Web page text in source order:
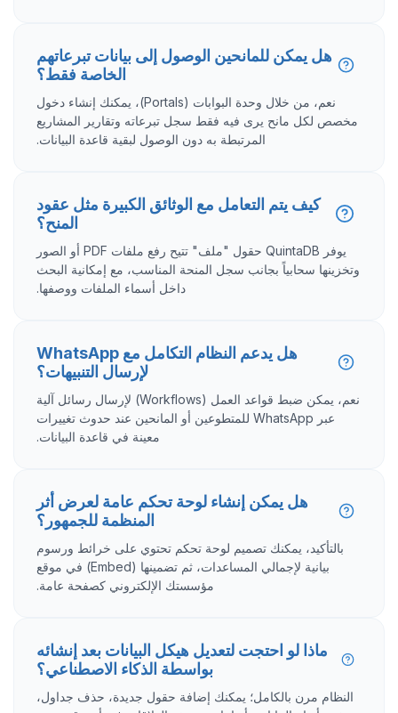
هل يمكن للمانحين الوصول إلى بيانات تبرعاتهم
الخاصة فقط؟
نعم، من خلال وحدة البوابات (Portals)، يمكنك إنشاء دخول
مخصص لكل مانح يرى فيه فقط سجل تبرعاته وتقارير المشاريع
المرتبطة به دون الوصول لبقية قاعدة البيانات.
كيف يتم التعامل مع الوثائق الكبيرة مثل عقود
المنح؟
يوفر QuintaDB حقول "ملف" تتيح رفع ملفات PDF أو الصور
وتخزينها سحابياً بجانب سجل المنحة المناسب، مع إمكانية البحث
داخل أسماء الملفات ووصفها.
هل يدعم النظام التكامل مع WhatsApp
لإرسال التنبيهات؟
نعم، يمكن ضبط قواعد العمل (Workflows) لإرسال رسائل آلية
عبر WhatsApp للمتطوعين أو المانحين عند حدوث تغييرات
معينة في قاعدة البيانات.
هل يمكن إنشاء لوحة تحكم عامة لعرض أثر
المنظمة للجمهور؟
بالتأكيد، يمكنك تصميم لوحة تحكم تحتوي على خرائط ورسوم
بيانية لإجمالي المساعدات، ثم تضمينها (Embed) في موقع
مؤسستك الإلكتروني كصفحة عامة.
ماذا لو احتجت لتعديل هيكل البيانات بعد إنشائه
بواسطة الذكاء الاصطناعي؟
النظام مرن بالكامل؛ يمكنك إضافة حقول جديدة، حذف جداول،